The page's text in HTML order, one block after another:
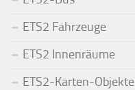
ETS2 Fahrzeuge
ETS2 Innenräume
ETS2-Karten-Objekte